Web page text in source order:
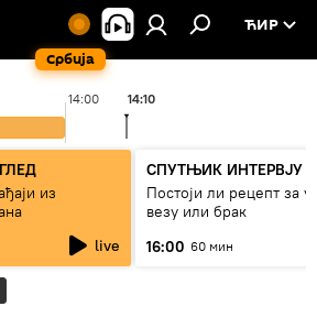
Србија
ЋИР
14:00 14:10
из
live
СПУТЊИК ИНТЕРВЈУ
Постоји ли рецепт за
везу или брак
16:00 60 мин